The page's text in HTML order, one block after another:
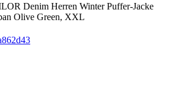
Denim Herren Winter Puffer-Jacke
Olive Green, XXL